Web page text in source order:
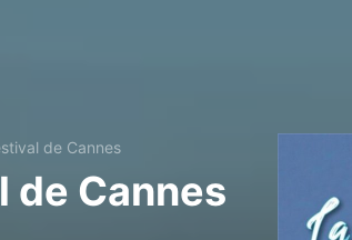
de Cannes
de Cannes